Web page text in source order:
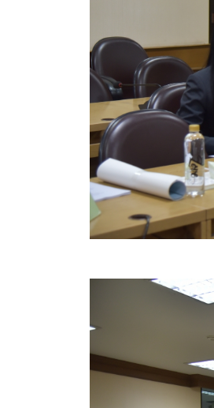
ประกาศเชิญชวนประกวดร
ยกเลิกประกาศเชิญชวน
ยกเลิกประกาศผู้ชนะ
เปลี่ยนแปลงประกาศผู้ชนะ
เปลี่ยนแปลงประกาศเชิญช
ประกาศกำหนดอายุการใ
คู่มือการปฏิบัติงานฝ่ายทะ
การประเมินความพึงพอใ